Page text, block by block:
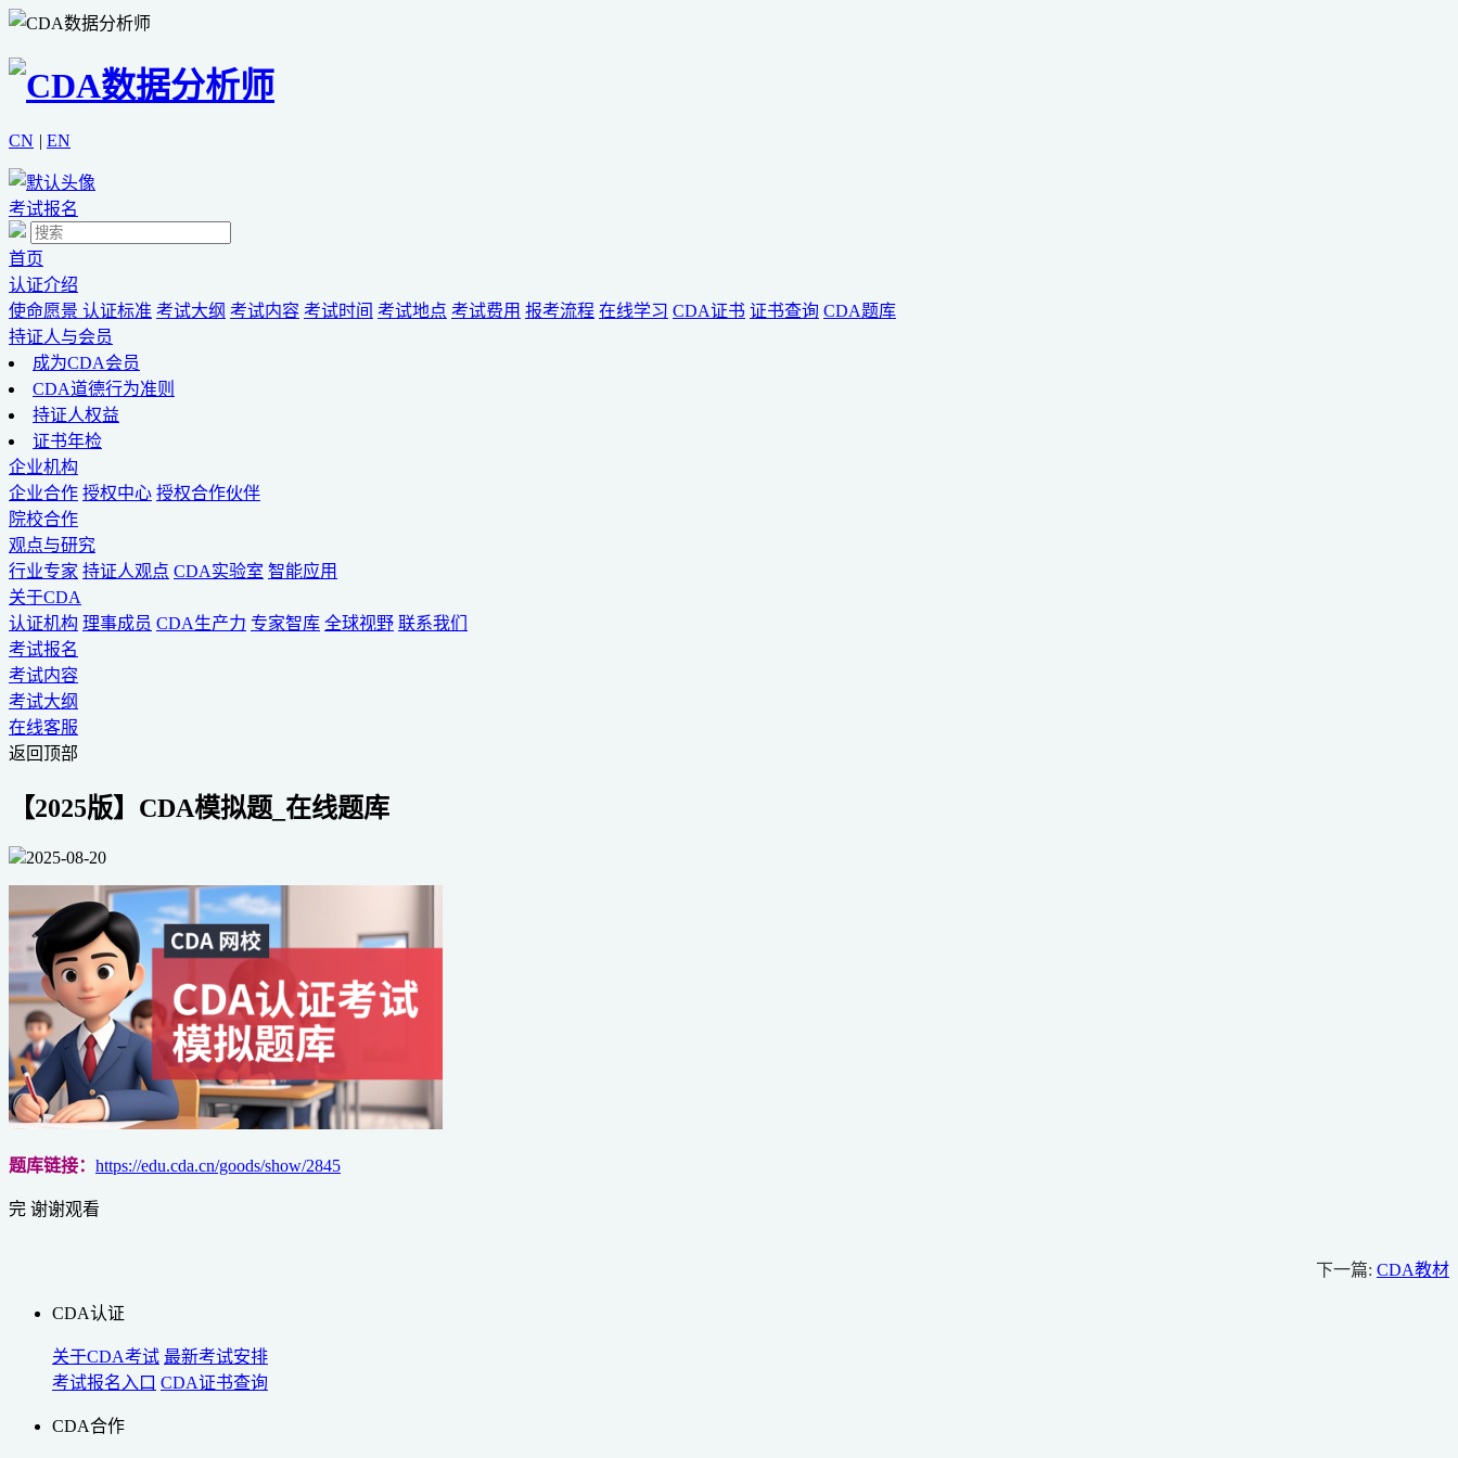
CN | EN
考试报名
首页
认证介绍
使命愿景 认证标准 考试大纲 考试内容 考试时间 考试地点 考试费用 报考流程 在线学习 CDA证书 证书查询 CDA题库
持证人与会员
成为CDA会员
CDA道德行为准则
持证人权益
证书年检
企业机构
企业合作 授权中心 授权合作伙伴
院校合作
观点与研究
行业专家 持证人观点 CDA实验室 智能应用
关于CDA
认证机构 理事成员 CDA生产力 专家智库 全球视野 联系我们
考试报名
考试内容
考试大纲
在线客服
返回顶部
【2025版】CDA模拟题_在线题库
2025-08-20
题库链接： https://edu.cda.cn/goods/show/2845
完 谢谢观看
下一篇: CDA教材
CDA认证
关于CDA考试 最新考试安排
考试报名入口 CDA证书查询
CDA合作